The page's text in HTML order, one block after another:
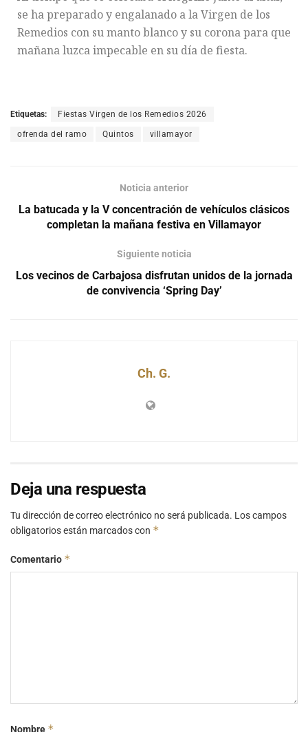
se ha preparado y engalanado a la Virgen de los
Remedios con su manto blanco y su corona para que
mañana luzca impecable en su día de fiesta.
Etiquetas: Fiestas Virgen de los Remedios 2026
ofrenda del ramo Quintos villamayor
Noticia anterior
La batucada y la V concentración de vehículos clásicos
completan la mañana festiva en Villamayor
Siguiente noticia
Los vecinos de Carbajosa disfrutan unidos de la jornada
de convivencia ‘Spring Day’
Ch. G.
Deja una respuesta
Tu dirección de correo electrónico no será publicada. Los campos
obligatorios están marcados con *
Comentario *
Nombre *